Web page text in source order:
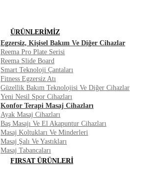
ÜRÜNLERIMIZ
Egzersiz, Kişisel Bakım Ve Diğer Cihazlar
Reema Pro Plate Serisi
Reema Slide Board
Smart Teknoloji Çantaları
Fitness Egzersiz Atı
Güzellik Bakım Teknolojisi Ve Diğer Cihazlar
Yeni Nesil Spor Cihazları
Konfor Terapi Masaj Cihazları
Ayak Masaj Cihazları
Baş Masajı Ve El Akapuntur Cihazları
Masaj Koltukları Ve Minderleri
Masaj Şalı Ve Yastıkları
Masaj Tabancaları
FIRSAT ÜRÜNLERI